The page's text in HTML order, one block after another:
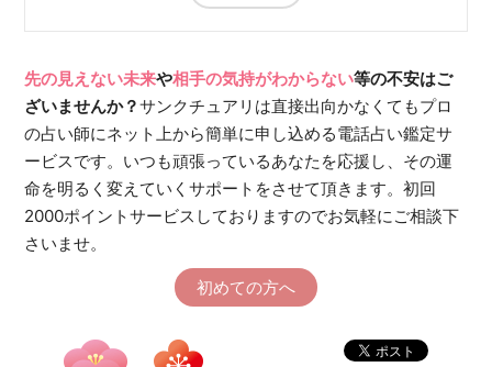
先の見えない未来や相手の気持がわからない等の不安はご
ざいませんか？サンクチュアリは直接出向かなくてもプロ
の占い師にネット上から簡単に申し込める電話占い鑑定サ
ービスです。いつも頑張っているあなたを応援し、その運
命を明るく変えていくサポートをさせて頂きます。初回
2000ポイントサービスしておりますのでお気軽にご相談下
さいませ。
初めての方へ